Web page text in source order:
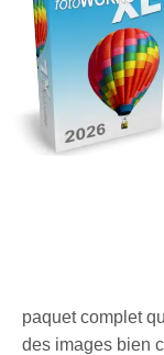
paquet complet
des images bien